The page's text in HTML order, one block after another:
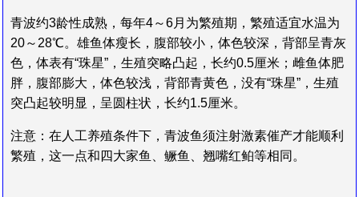
青波约3龄性成熟，每年4～6月为繁殖期，繁殖适宜水温为
20～28℃。雄鱼体瘦长，腹部较小，体色较深，背部呈青灰
色，体表有“珠星”，生殖突略凸起，长约0.5厘米；雌鱼体肥
胖，腹部膨大，体色较浅，背部青黄色，没有“珠星”，生殖
突凸起较明显，呈圆柱状，长约1.5厘米。
注意：在人工养殖条件下，青波鱼须注射激素催产才能顺利
繁殖，这一点和四大家鱼、鳜鱼、翘嘴红鲌等相同。